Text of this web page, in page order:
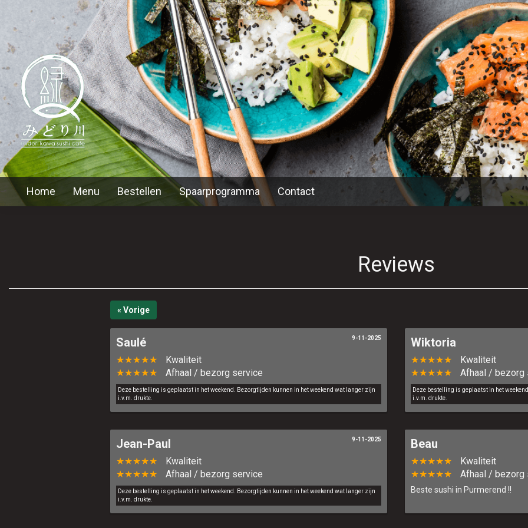
Home Menu Bestellen Spaarprogramma Contact
Reviews
« Vorige
Saulé
★★★★★
Kwaliteit
★★★★★
Afhaal / bezorg service
Deze bestelling is geplaatst in het weekend. Bezorgtijden kunnen in het weekend wat langer zijn
i.v.m. drukte.
9-11-2025 Wiktoria
★★★★★
Kwaliteit
★★★★★
Afhaal / bezorg
Deze bestelling is geplaatst in het
i.v.m. drukte.
Jean-Paul
★★★★★
Kwaliteit
★★★★★
Afhaal / bezorg service
Deze bestelling is geplaatst in het weekend. Bezorgtijden kunnen in het weekend wat langer zijn
i.v.m. drukte.
9-11-2025 Beau
★★★★★
Kwaliteit
★★★★★
Afhaal / bezorg
Beste sushi in Purmerend !!